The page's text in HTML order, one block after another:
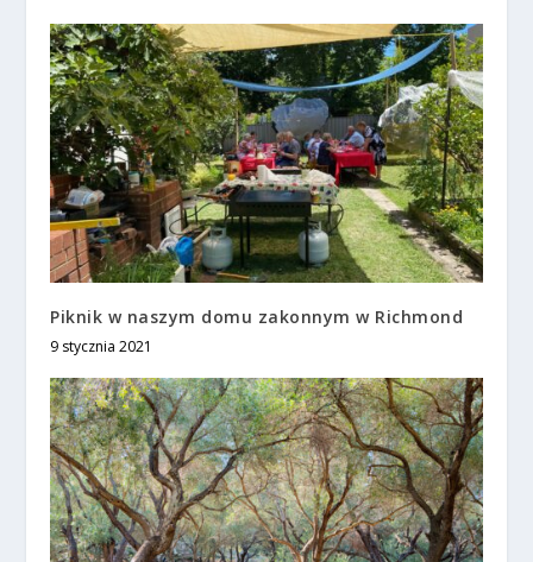
Piknik w naszym domu zakonnym w Richmond
9 stycznia 2021